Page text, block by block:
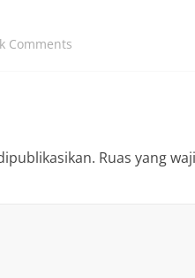
Comments
Ruas yang